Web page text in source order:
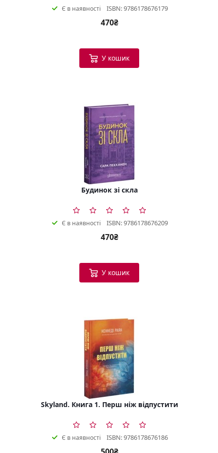
Є в наявності ISBN: 9786178676179
470₴
У кошик
Будинок зі скла
Є в наявності ISBN: 9786178676209
470₴
У кошик
Skyland. Книга 1. Перш ніж відпустити
Є в наявності ISBN: 9786178676186